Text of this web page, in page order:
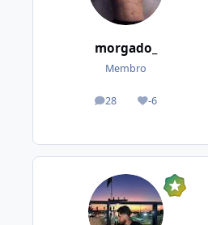
morgado_
Membro
28
posts -6
Reputação